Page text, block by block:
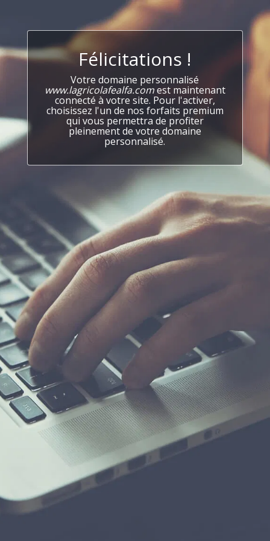
Félicitations !
Votre domaine personnalisé
www.lagricolafealfa.comest maintenant
connecté à votre site. Pour l'activer,
choisissez l'un de nos forfaits premium
qui vous permettra de profiter
pleinement de votre domaine
personnalisé.